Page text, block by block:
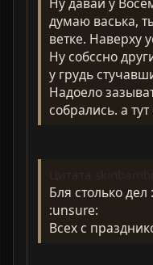
Ну давай у
думаю васька,
ветке. Наверху
Ну собссно
у грудь
Надоело
собрались. а тут
Бля столько
:unsure:
Всех с